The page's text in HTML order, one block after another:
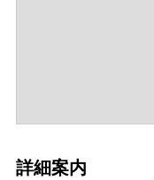
詳細案内